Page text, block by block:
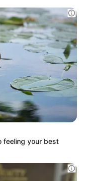
και η ώρα των
feeling your best